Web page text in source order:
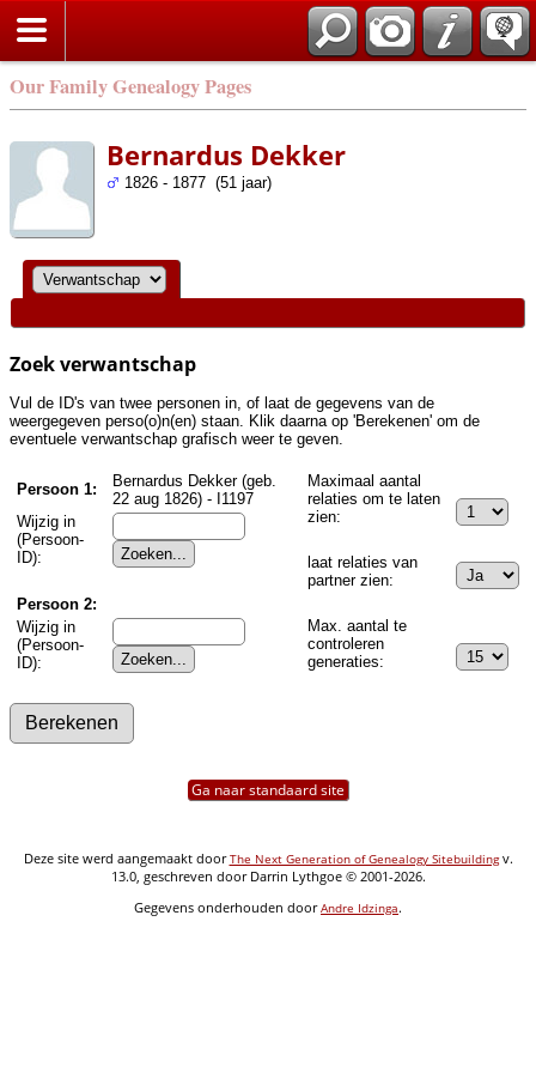
Our Family Genealogy Pages
Bernardus Dekker
1826 - 1877 (51 jaar)
Zoek verwantschap
Vul de ID's van twee personen in, of laat de gegevens van de
weergegeven perso(o)n(en) staan. Klik daarna op 'Berekenen' om de
eventuele verwantschap grafisch weer te geven.
Persoon 1:
Bernardus Dekker (geb.
22 aug 1826) - I1197
Wijzig in
(Persoon-
ID):
Persoon 2:
Wijzig in
(Persoon-
ID):
Maximaal aantal
relaties om te laten
zien:
laat relaties van
partner zien:
Max. aantal te
controleren
generaties:
Ga naar standaard site
Deze site werd aangemaakt doorThe Next Generation of Genealogy Sitebuildingv.
13.0, geschreven door Darrin Lythgoe © 2001-2026.
Gegevens onderhouden doorAndre Idzinga.